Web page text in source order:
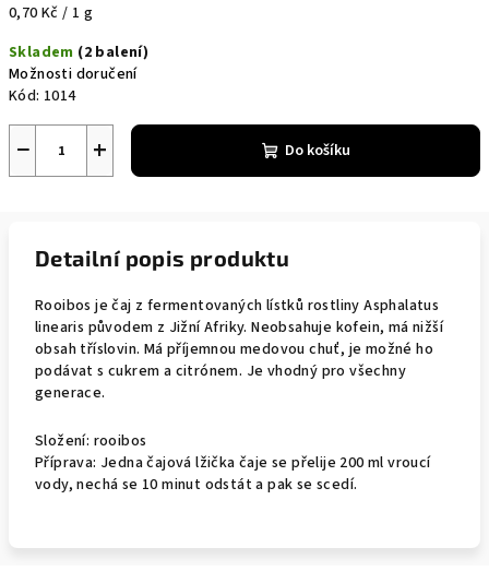
Měrná
0,70 Kč / 1 g
Skladem (2 balení)
Možnosti doručení
Kód: 1014
+
− Do košíku
Detailní popis produktu
Rooibos je čaj z fermentovaných lístků rostliny Asphalatus
linearis původem z Jižní Afriky. Neobsahuje kofein, má nižší
obsah tříslovin. Má příjemnou medovou chuť, je možné ho
podávat s cukrem a citrónem. Je vhodný pro všechny
generace.
Složení: rooibos
Příprava: Jedna čajová lžička čaje se přelije 200 ml vroucí
vody, nechá se 10 minut odstát a pak se scedí.